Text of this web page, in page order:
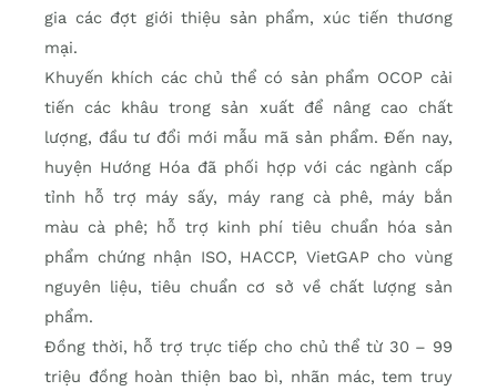
gia các đợt giới thiệu sản phẩm, xúc tiến thương
mại.
Khuyến khích các chủ thể có sản phẩm OCOP cải
tiến các khâu trong sản xuất để nâng cao chất
lượng, đầu tư đổi mới mẫu mã sản phẩm. Đến nay,
huyện Hướng Hóa đã phối hợp với các ngành cấp
tỉnh hỗ trợ máy sấy, máy rang cà phê, máy bắn
màu cà phê; hỗ trợ kinh phí tiêu chuẩn hóa sản
phẩm chứng nhận ISO, HACCP, VietGAP cho vùng
nguyên liệu, tiêu chuẩn cơ sở về chất lượng sản
phẩm.
Đồng thời, hỗ trợ trực tiếp cho chủ thể từ 30 – 99
triệu đồng hoàn thiện bao bì, nhãn mác, tem truy